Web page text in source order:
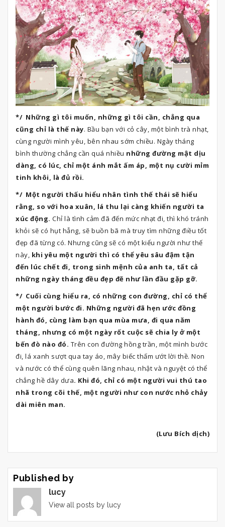
*/ Những gì tôi muốn, những gì tôi cần, chẳng qua
cũng chỉ là thế này. Bầu bạn với cỏ cây, một bình trà nhạt,
cùng người mình yêu, bên nhau sớm chiều. Ngày tháng
bình thường chẳng cần quá nhiều những đường mật dịu
dàng, có lúc, chỉ một ánh mắt ấm áp, một nụ cười mỉm
tinh khôi, là đủ rồi.
*/ Một người thấu hiểu nhân tình thế thái sẽ hiểu
rằng, so với hoa xuân, lá thu lại càng khiến người ta
xúc động. Chỉ là tình cảm đã đến mức nhạt đi, thì khó tránh
khỏi sẽ có hụt hẫng, sẽ buồn bã mà truy tìm những điều tốt
đẹp đã từng có. Nhưng cũng sẽ có một kiểu người như thế
này, khi yêu một người thì có thể yêu sâu đậm tận
đến lúc chết đi, trong sinh mệnh của anh ta, tất cả
những ngày tháng đều đẹp đẽ như lần đầu gặp gỡ.
*/ Cuối cùng hiểu ra, có những con đường, chỉ có thể
một người bước đi. Những người đã hẹn ước đồng
hành đó, cùng làm bạn qua mùa mưa, đi qua năm
tháng, nhưng có một ngày rốt cuộc sẽ chia ly ở một
bến đò nào đó. Trên con đường hồng trần, một mình bước
đi, lá xanh sượt qua tay áo, mây biếc thấm ướt lời thề. Non
và nước có thể cùng quên lãng nhau, nhật và nguyệt có thể
chẳng hề dây dưa. Khi đó, chỉ có một người vui thú tao
nhã trong cõi thế, một người như con nước nhỏ chảy
dài miên man.
(Lưu Bích dịch)
Published by
lucy
View all posts by lucy